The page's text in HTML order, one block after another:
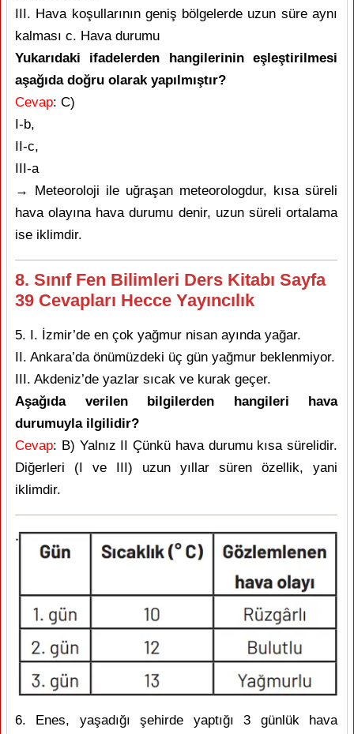
III. Hava koşullarının geniş bölgelerde uzun süre aynı
kalması c. Hava durumu
Yukarıdaki ifadelerden hangilerinin eşleştirilmesi
aşağıda doğru olarak yapılmıştır?
Cevap: C)
I-b,
II-c,
III-a
→ Meteoroloji ile uğraşan meteorologdur, kısa süreli
hava olayına hava durumu denir, uzun süreli ortalama
ise iklimdir.
8. Sınıf Fen Bilimleri Ders Kitabı Sayfa
39 Cevapları Hecce Yayıncılık
5. I. İzmir’de en çok yağmur nisan ayında yağar.
II. Ankara’da önümüzdeki üç gün yağmur beklenmiyor.
III. Akdeniz’de yazlar sıcak ve kurak geçer.
Aşağıda verilen bilgilerden hangileri hava
durumuyla ilgilidir?
Cevap: B) Yalnız II Çünkü hava durumu kısa sürelidir.
Diğerleri (I ve III) uzun yıllar süren özellik, yani
iklimdir.
6. Enes, yaşadığı şehirde yaptığı 3 günlük hava